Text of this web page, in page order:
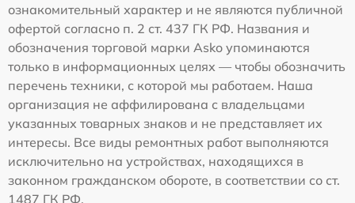
ознакомительный характер и не являются публичной
офертой согласно п. 2 ст. 437 ГК РФ. Названия и
обозначения торговой марки Asko упоминаются
только в информационных целях — чтобы обозначить
перечень техники, с которой мы работаем. Наша
организация не аффилирована с владельцами
указанных товарных знаков и не представляет их
интересы. Все виды ремонтных работ выполняются
исключительно на устройствах, находящихся в
законном гражданском обороте, в соответствии со ст.
1487 ГК РФ.